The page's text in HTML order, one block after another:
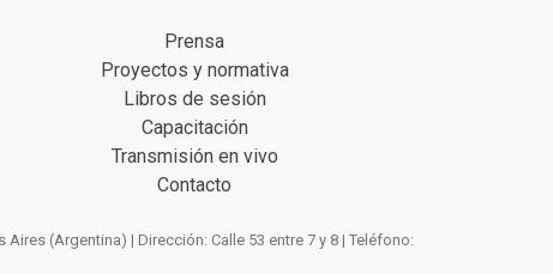
Prensa
Proyectos y normativa
Libros de sesión
Capacitación
Transmisión en vivo
Contacto
(Argentina) | Dirección: Calle 53 entre 7 y 8 | Teléfono: